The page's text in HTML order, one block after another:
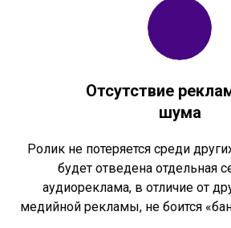
Отсутствие
шума
Ролик не потеряется среди
будет отведена отдельная
аудиореклама, в отличие от
медийной рекламы, не боится